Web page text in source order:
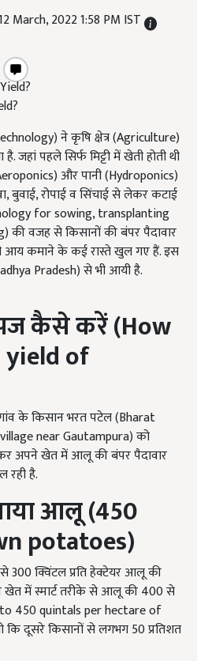
March, 2022 1:58 PM IST
ने कृषि क्षेत्र (Agriculture)
जहां पहले सिर्फ मिट्टी में खेती होती थी
और पानी (Hydroponics)
बुवाई, रोपाई व सिंचाई से लेकर कटाई
for sowing, transplanting
वजह से किसानों की बंपर पैदावार
आय कमाने के कई रास्ते खुल गए हैं. इस
Pradesh) से भी आयी है.
कैसे करें (How
of
गांव के किसान भरत पटेल (Bharat
near Gautampura) को
अपने खेत में आलू की बंपर पैदावार
रही है.
आलू (450
potatoes)
300 क्विंटल प्रति हेक्टेयर आलू की
खेत में स्मार्ट तरीके से आलू की 400 से
to 450 quintals per hectare of
कि दूसरे किसानों से लगभग 50 प्रतिशत